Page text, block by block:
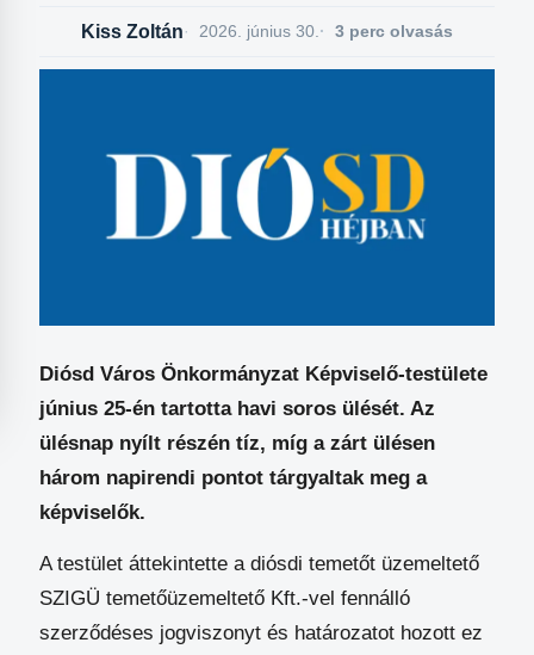
Kiss Zoltán 2026. június 30. 3 perc olvasás
Diósd Város Önkormányzat Képviselő-testülete
június 25-én tartotta havi soros ülését. Az
ülésnap nyílt részén tíz, míg a zárt ülésen
három napirendi pontot tárgyaltak meg a
képviselők.
A testület áttekintette a diósdi temetőt üzemeltető
SZIGÜ temetőüzemeltető Kft.-vel fennálló
szerződéses jogviszonyt és határozatot hozott ez